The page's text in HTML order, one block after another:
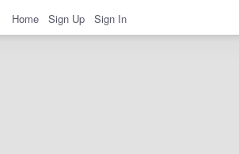
Home Sign Up Sign In